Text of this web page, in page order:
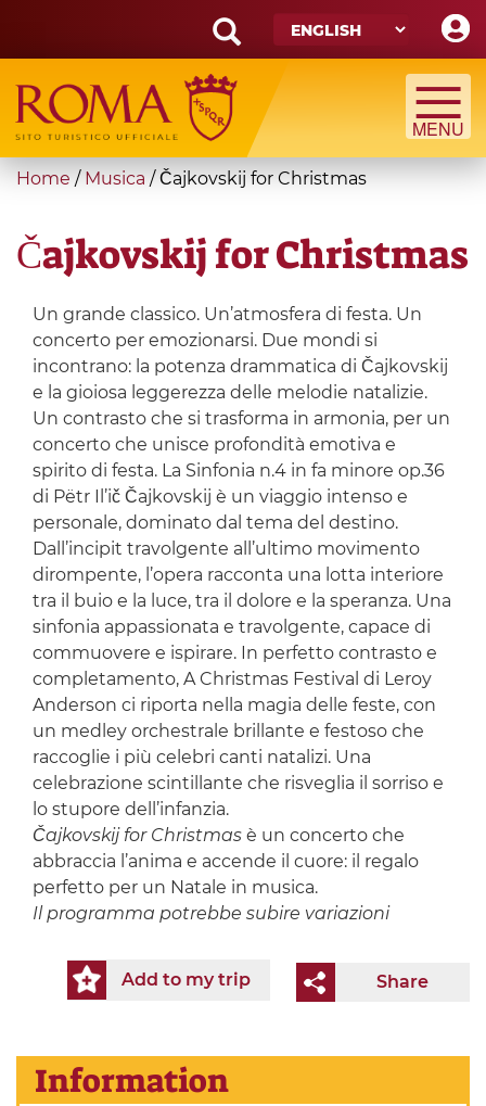
main
content
Search
form
Search
You
here
Home / Musica /Čajkovskij for Christmas
Čajkovskij for Christmas
Un grande classico. Un’atmosfera di festa. Un
concerto per emozionarsi. Due mondi si
incontrano: la potenza drammatica di Čajkovskij
e la gioiosa leggerezza delle melodie natalizie.
Un contrasto che si trasforma in armonia, per un
concerto che unisce profondità emotiva e
spirito di festa. La Sinfonia n.4 in fa minore op.36
di Pëtr Il’ič Čajkovskij è un viaggio intenso e
personale, dominato dal tema del destino.
Dall’incipit travolgente all’ultimo movimento
dirompente, l’opera racconta una lotta interiore
tra il buio e la luce, tra il dolore e la speranza. Una
sinfonia appassionata e travolgente, capace di
commuovere e ispirare. In perfetto contrasto e
completamento, A Christmas Festival di Leroy
Anderson ci riporta nella magia delle feste, con
un medley orchestrale brillante e festoso che
raccoglie i più celebri canti natalizi. Una
celebrazione scintillante che risveglia il sorriso e
lo stupore dell’infanzia.
Čajkovskij for Christmasè un concerto che
abbraccia l’anima e accende il cuore: il regalo
perfetto per un Natale in musica.
Il programma potrebbe subire variazioni
Share
Add to my trip
Information